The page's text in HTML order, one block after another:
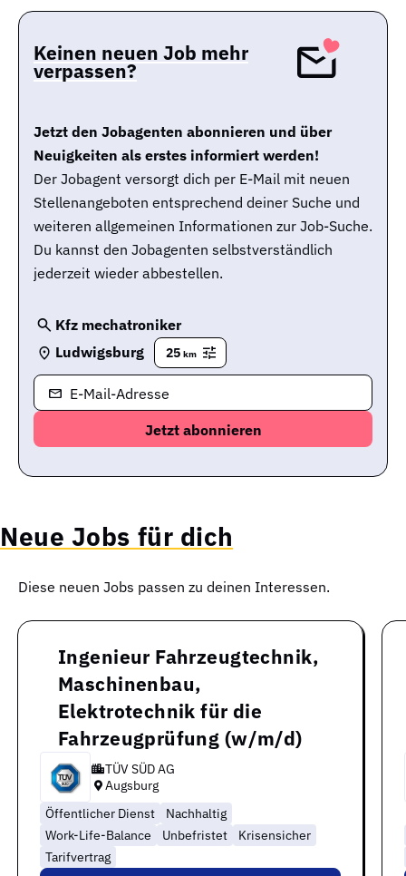
Keinen neuen Job mehr
verpassen?
Jetzt den Jobagenten abonnieren und über
Neuigkeiten als erstes informiert werden!
Der Jobagent versorgt dich per E-Mail mit neuen
Stellenangeboten entsprechend deiner Suche und
weiteren allgemeinen Informationen zur Job-Suche.
Du kannst den Jobagenten selbstverständlich
jederzeit wieder abbestellen.
Kfz mechatroniker
Ludwigsburg
25 km
E-Mail-Adresse
Neue Jobs für dich
Diese neuen Jobs passen zu deinen Interessen.
Ingenieur Fahrzeugtechnik,
Maschinenbau,
Elektrotechnik für die
Fahrzeugprüfung (w/m/d)
TÜV SÜD AG
Augsburg
Öffentlicher Dienst
Nachhaltig
Work-Life-Balance
Unbefristet
Krisensicher
Tarifvertrag